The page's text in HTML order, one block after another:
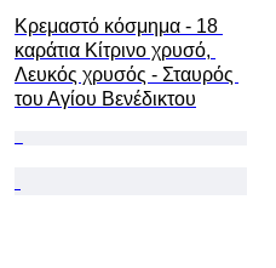
Κρεμαστό κόσμημα - 18
καράτια Κίτρινο χρυσό,
Λευκός χρυσός - Σταυρός
του Αγίου Βενέδικτου